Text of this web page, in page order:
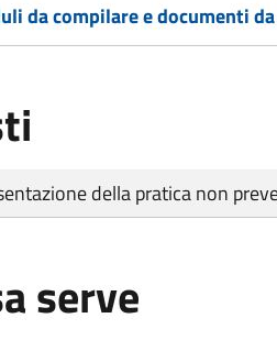
da compilare e documenti
della pratica non
serve